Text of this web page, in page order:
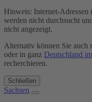
Hinweis: Internet-
werden nicht durchsucht
nicht angezeigt.
Alternativ können Sie auch
oder in ganz Deutschland
recherchieren.
Schließen
Sachsen